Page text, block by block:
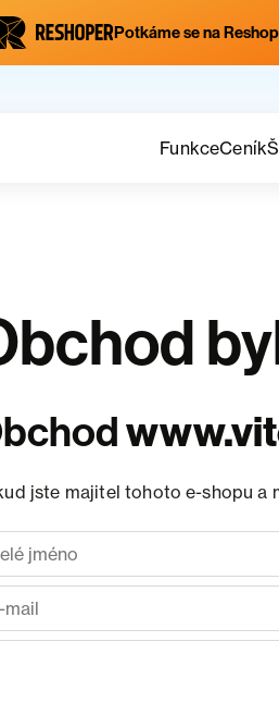
Potkáme se na
FunkceCeník
jste majitel tohoto e-shopu a